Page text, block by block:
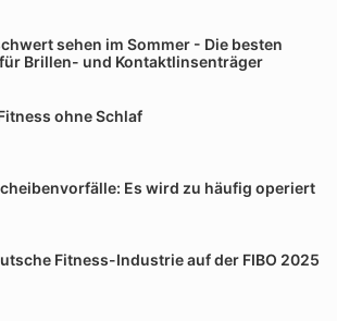
sehen im Sommer - Die besten
Brillen- und Kontaktlinsenträger
ohne Schlaf
Es wird zu häufig operiert
Fitness-Industrie auf der FIBO 2025